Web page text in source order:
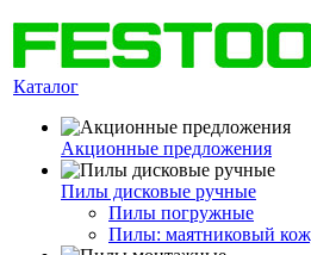
Каталог
Акционные предложения
Пилы дисковые ручные
Пилы погружные
Пилы: маятниковый